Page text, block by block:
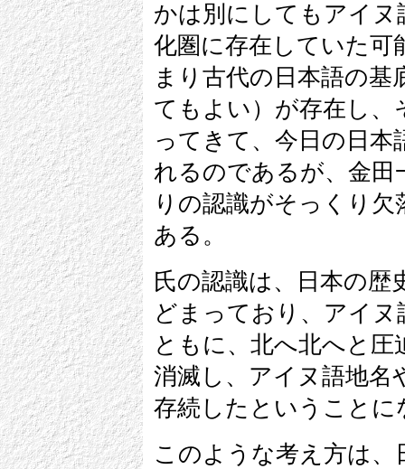
かは別にしてもアイ
化圏に存在していた可
まり古代の日本語の
てもよい）が存在し、
ってきて、今日の日
れるのであるが、金田
りの認識がそっくり
ある。
氏の認識は、日本の歴
どまっており、アイ
ともに、北へ北へと
消滅し、アイヌ語地名
存続したということ
このような考え方は